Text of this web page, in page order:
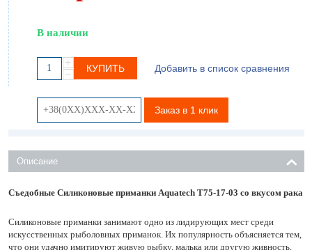
В наличии
+
−
КУПИТЬ Добавить в список сравнения
Заказ в 1 клик
Описание
Съедобные Силиконовые приманки Aquatech T75-17-03 со вкусом рака
Силиконовые приманки занимают одно из лидирующих мест среди
искусственных рыболовных приманок. Их популярность объясняется тем,
что они удачно имитируют живую рыбку, малька или другую живность,